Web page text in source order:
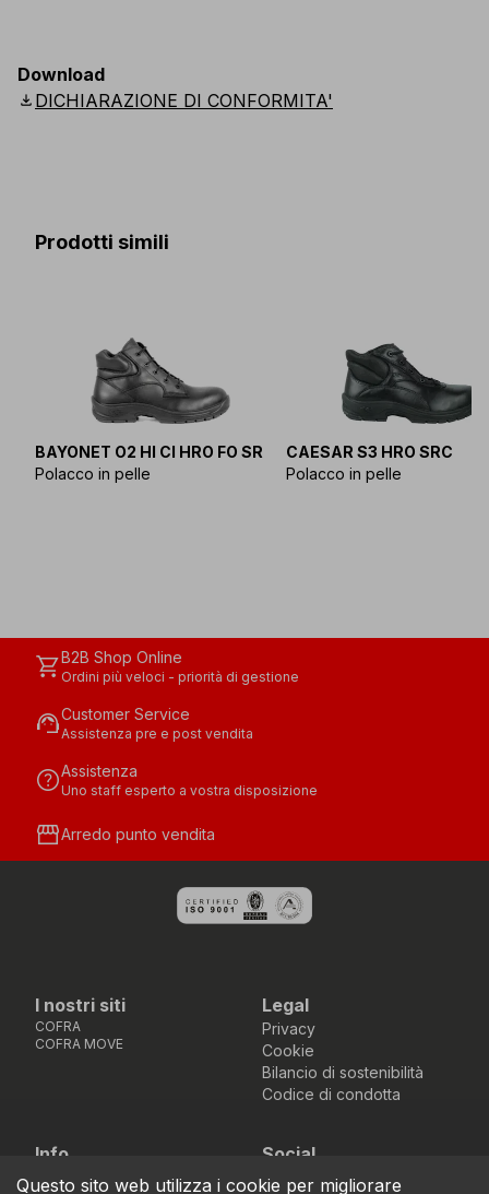
Download
download DICHIARAZIONE DI CONFORMITA'
Prodotti simili
BAYONET O2 HI CI HRO FO SR
Polacco in pelle
CAESAR S3 HRO SRC
Polacco in pelle
shopping_cartB2B Shop Online
Ordini più veloci - priorità di gestione
support_agentCustomer Service
Assistenza pre e post vendita
helpAssistenza
Uno staff esperto a vostra disposizione
storefrontArredo punto vendita
I nostri siti
COFRA
COFRA MOVE
Legal
Privacy
Cookie
Bilancio di sostenibilità
Codice di condotta
Info
Via dell’Euro 53-57-59,
Social
Facebook
Instagram
Youtube
LinkedIn
Questo sito web utilizza i cookie per migliorare